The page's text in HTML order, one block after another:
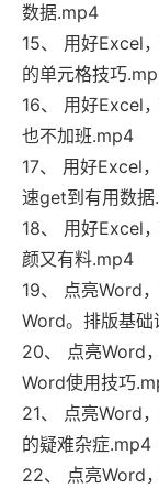
数据.mp4
15、 用好Excel
的单元格技巧
16、 用好Excel
也不加班.mp4
17、 用好Excel
速get到有用数
18、 用好Excel
颜又有料.mp4
19、 点亮Word
Word。排版基
20、 点亮Word
Word使用技巧
21、 点亮Word
的疑难杂症.mp4
22、 点亮Word